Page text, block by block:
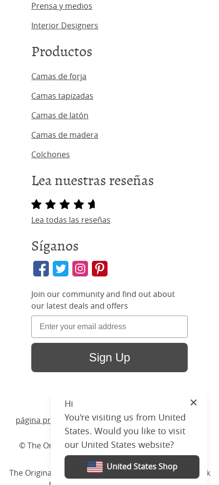
Prensa y medios
Interior Designers
Productos
Camas de forja
Camas tapizadas
Camas de latón
Camas de madera
Colchones
Lea nuestras reseñas
Lea todas las reseñas
Síganos
Join our community and find out about
our latest deals and offers
Sign Up
página principal/ Productos /Camas/ Forja/ Carie
© The Original Bedstead Co. (2026) Company No.
03662796 VAT No. 726 3896 02
The Original Bed Co.
is rated4.8stars by Reviews.co.uk
Hi
You're visiting us from United
States. Would you like to visit
our United States website?
United States Shop
Close